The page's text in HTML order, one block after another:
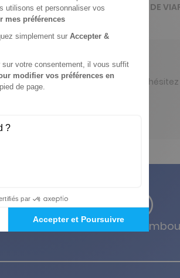
cultiver tout en vous amusant.
L'AVIS DE
Satisfait ou